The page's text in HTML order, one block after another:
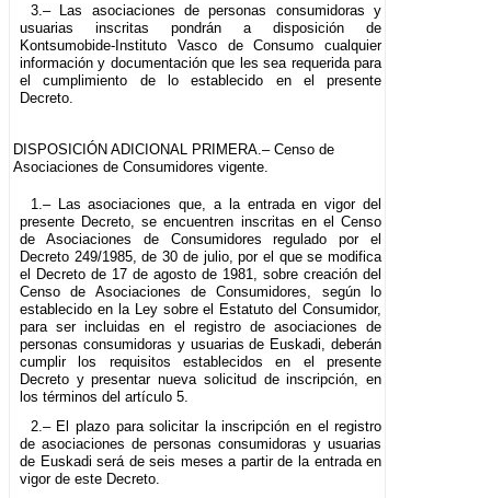
3.– Las asociaciones de personas consumidoras y
usuarias inscritas pondrán a disposición de
Kontsumobide-Instituto Vasco de Consumo cualquier
información y documentación que les sea requerida para
el cumplimiento de lo establecido en el presente
Decreto.
DISPOSICIÓN ADICIONAL PRIMERA.– Censo de
Asociaciones de Consumidores vigente.
1.– Las asociaciones que, a la entrada en vigor del
presente Decreto, se encuentren inscritas en el Censo
de Asociaciones de Consumidores regulado por el
Decreto 249/1985, de 30 de julio, por el que se modifica
el Decreto de 17 de agosto de 1981, sobre creación del
Censo de Asociaciones de Consumidores, según lo
establecido en la Ley sobre el Estatuto del Consumidor,
para ser incluidas en el registro de asociaciones de
personas consumidoras y usuarias de Euskadi, deberán
cumplir los requisitos establecidos en el presente
Decreto y presentar nueva solicitud de inscripción, en
los términos del artículo 5.
2.– El plazo para solicitar la inscripción en el registro
de asociaciones de personas consumidoras y usuarias
de Euskadi será de seis meses a partir de la entrada en
vigor de este Decreto.